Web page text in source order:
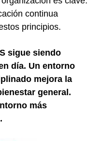
continua
principios.
sigue siendo
día. Un entorno
mejora la
general.
más